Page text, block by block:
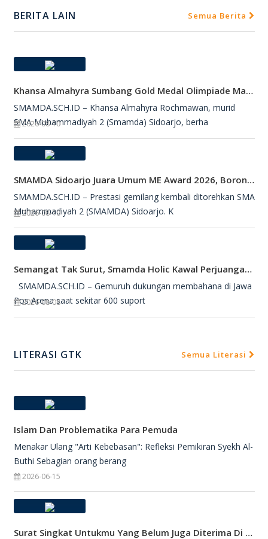
BERITA LAIN Semua Berita
Khansa Almahyra Sumbang Gold Medal Olimpiade Matematika ME Awards 2026
SMAMDA.SCH.ID – Khansa Almahyra Rochmawan, murid
SMA Muhammadiyah 2 (Smamda) Sidoarjo, berha
2026-08-10
SMAMDA Sidoarjo Juara Umum ME Award 2026, Borong 27 Medali
SMAMDA.SCH.ID – Prestasi gemilang kembali ditorehkan SMA
Muhammadiyah 2 (SMAMDA) Sidoarjo. K
2026-08-10
Semangat Tak Surut, Smamda Holic Kawal Perjuangan Tim Basket Smamda Di DBL 2026
SMAMDA.SCH.ID – Gemuruh dukungan membahana di Jawa
Pos Arena saat sekitar 600 suport
2026-08-08
LITERASI GTK Semua Literasi
Islam Dan Problematika Para Pemuda
Menakar Ulang "Arti Kebebasan": Refleksi Pemikiran Syekh Al-
Buthi Sebagian orang berang
2026-06-15
Surat Singkat Untukmu Yang Belum Juga Diterima Di Perguruan Tinggi